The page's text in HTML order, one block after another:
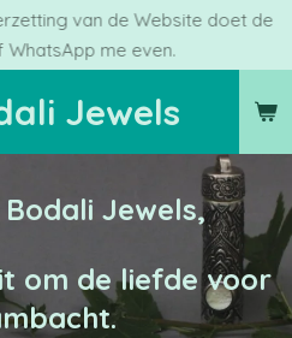
Jewels
van de Website doet de
WhatsApp me even.
Jewels,
om de liefde voor